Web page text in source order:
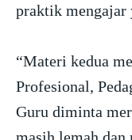
praktik mengajar
“Materi kedua
Profesional,
Guru diminta